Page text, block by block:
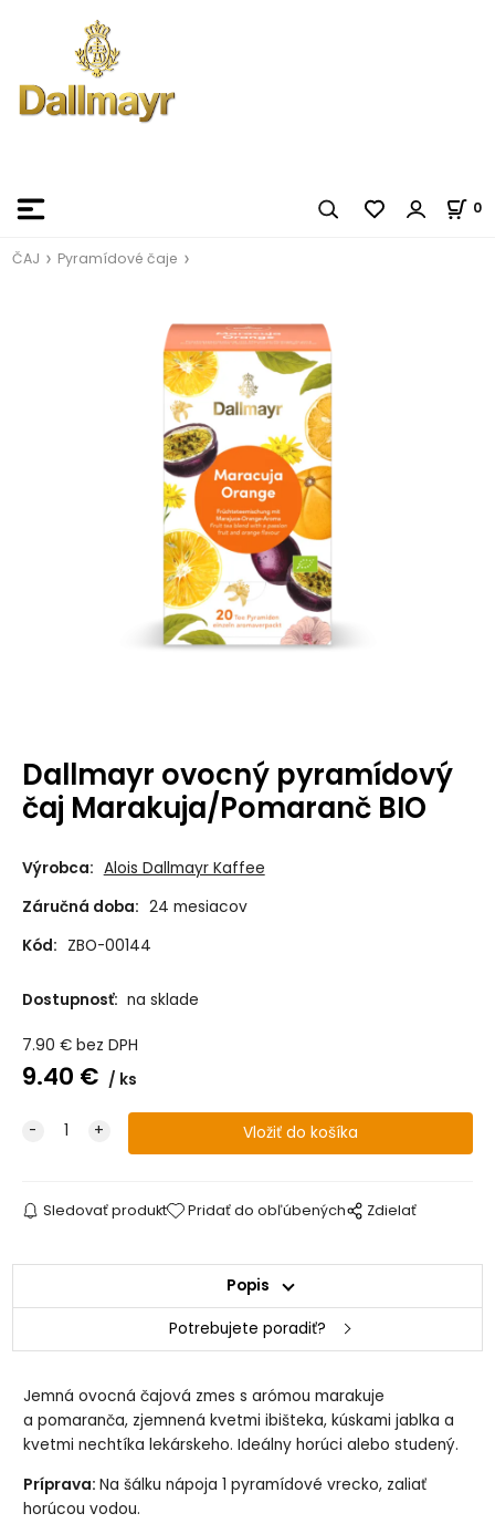
0
ČAJ Pyramídové čaje
Dallmayr ovocný pyramídový
čaj Marakuja/Pomaranč BIO
Výrobca: Alois Dallmayr Kaffee
Záručná doba: 24 mesiacov
Kód: ZBO-00144
Dostupnosť: na sklade
7.90 € bez DPH
9.40 € ks
Sledovať produkt Pridať do obľúbených Zdielať
Popis
Potrebujete poradiť?
Jemná ovocná čajová zmes s arómou marakuje
a pomaranča, zjemnená kvetmi ibišteka, kúskami jablka a
kvetmi nechtíka lekárskeho. Ideálny horúci alebo studený.
Príprava:Na šálku nápoja 1 pyramídové vrecko, zaliať
horúcou vodou.